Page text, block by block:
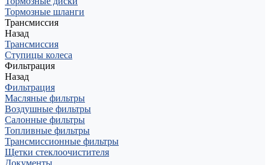
Тормозные шланги
Трансмиссия
Назад
Трансмиссия
Ступицы колеса
Фильтрация
Назад
Фильтрация
Масляные фильтры
Воздушные фильтры
Салонные фильтры
Топливные фильтры
Трансмиссионные фильтры
Щетки стеклоочистителя
Документы